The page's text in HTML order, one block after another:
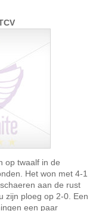
op twaalf in de
Het won met 4-1
aan de rust
zijn ploeg op 2-0. Een
een paar